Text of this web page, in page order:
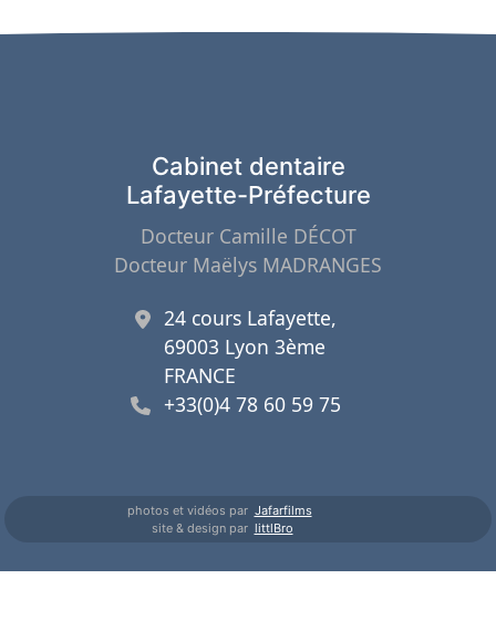
Cabinet dentaire
Lafayette-Préfecture
Docteur Camille DÉCOT
Docteur Maëlys MADRANGES
24 cours Lafayette,
69003 Lyon 3ème
FRANCE
+33(0)4 78 60 59 75
photos et vidéos par Jafarfilms
site & design par littlBro